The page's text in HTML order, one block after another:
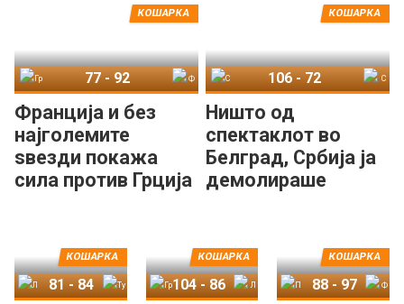
Франција и без
најголемите
ѕвезди покажа
сила против Грција
КОШАРКА
77-92
Ништо од
спектаклот во
Белград, Србија ја
демолираше
КОШАРКА
106-72
КОШАРКА
81 - 84
КОШАРКА
104- 86
КОШАРКА
88- 97